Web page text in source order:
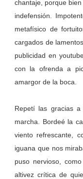
chantaje, porque
indefensión.
metafísico de
cargados de
publicidad en
con la ofrenda a
amargor de la boca.
Repetí las gracias
marcha. Bordeé la
viento refrescante,
iguana que nos
puso nervioso,
altivez crítica de